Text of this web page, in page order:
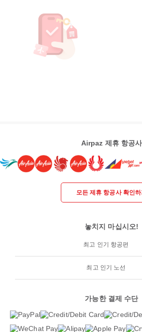
Airpaz 제휴 항공사
모든 제휴 항공사 확인하
놓치지 마십시오!
최고 인기 항공편
최고 인기 노선
가능한 결제 수단